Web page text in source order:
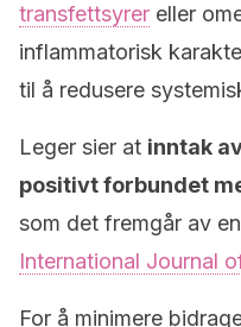
transfettsyrer eller
inflammatorisk
til å redusere
Leger sier at inntak
positivt forbundet
som det fremgår av
International Journal
For å minimere